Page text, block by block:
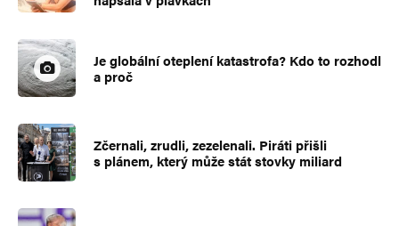
Je globální oteplení katastrofa? Kdo to rozhodl
a proč
Zčernali, zrudli, zezelenali. Piráti přišli
s plánem, který může stát stovky miliard